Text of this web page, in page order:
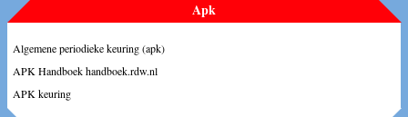
Apk
Algemene periodieke keuring (apk)
APK Handboek handboek.rdw.nl
APK keuring